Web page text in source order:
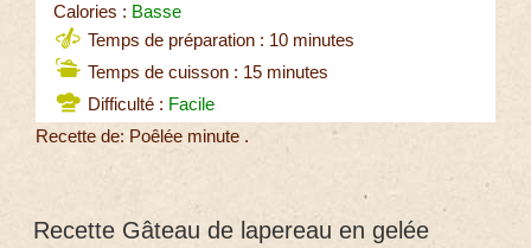
Calories : Basse
Temps de préparation : 10 minutes
Temps de cuisson : 15 minutes
Difficulté : Facile
Recette de: Poêlée minute .
Recette Gâteau de lapereau en gelée